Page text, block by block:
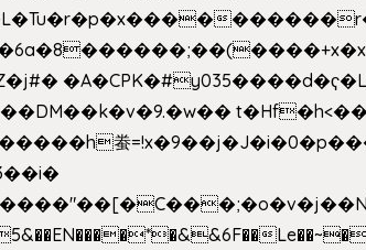
䖭=!x�9��j�J�i�0�p��
�i�